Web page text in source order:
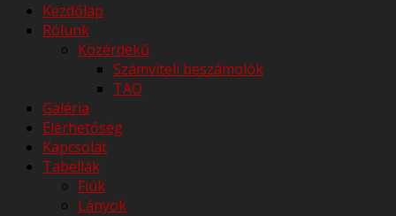
Kezdőlap
Rólunk
Közérdekű
Számviteli beszámolók
TAO
Galéria
Elérhetőség
Kapcsolat
Tabellák
Fiúk
Lányok